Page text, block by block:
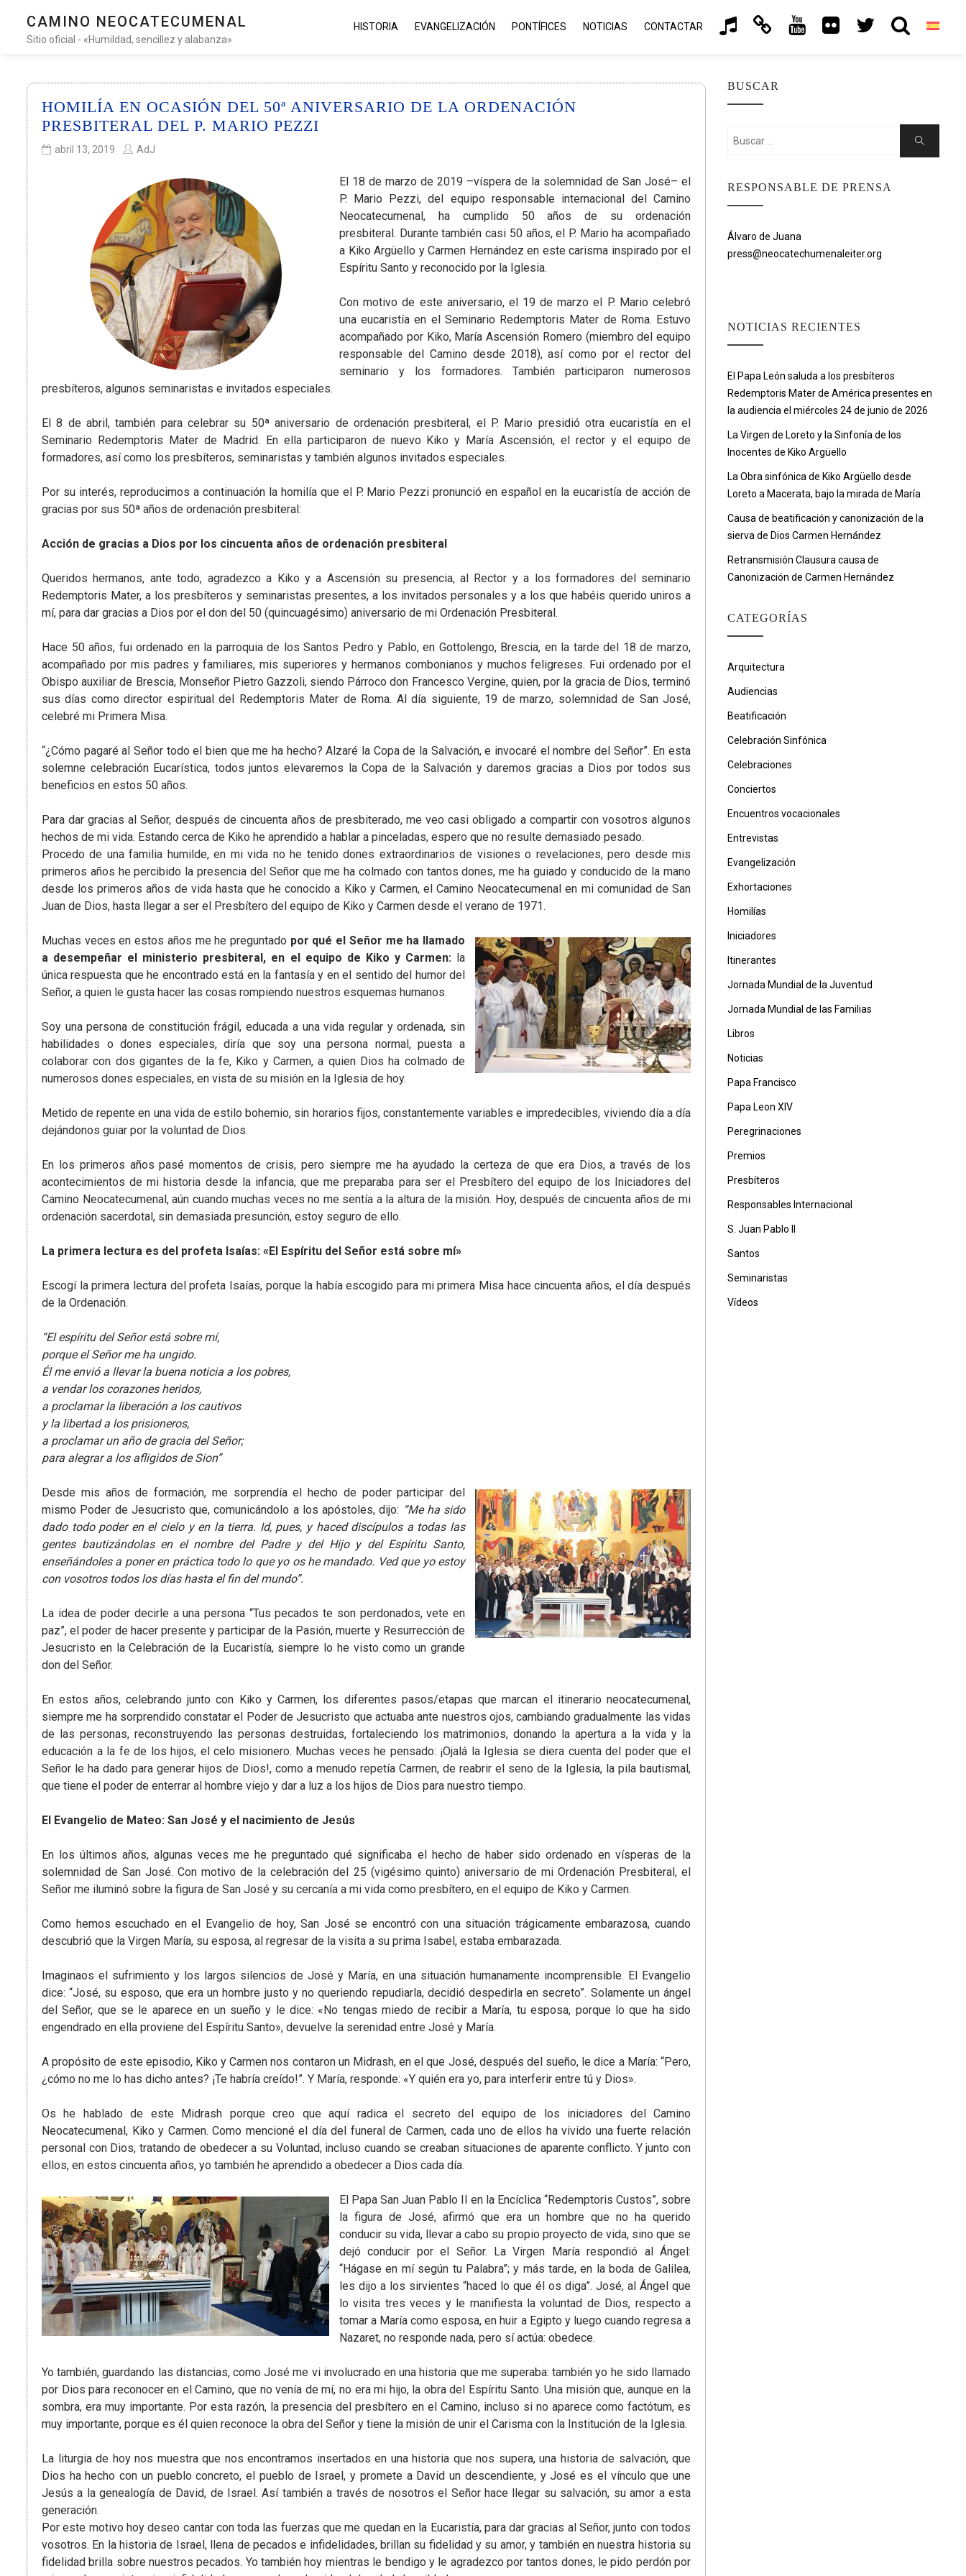
CAMINO NEOCATECUMENAL
Sitio oficial - «Humildad, sencillez y alabanza»
HISTORIA EVANGELIZACIÓN PONTÍFICES NOTICIAS CONTACTAR
HOMILÍA EN OCASIÓN DEL 50ª ANIVERSARIO DE LA ORDENACIÓN
PRESBITERAL DEL P. MARIO PEZZI
abril 13, 2019 AdJ
El 18 de marzo de 2019 –víspera de la solemnidad de San José– el
P. Mario Pezzi, del equipo responsable internacional del Camino
Neocatecumenal, ha cumplido 50 años de su ordenación
presbiteral. Durante también casi 50 años, el P. Mario ha acompañado
a Kiko Argüello y Carmen Hernández en este carisma inspirado por el
Espíritu Santo y reconocido por la Iglesia.
Con motivo de este aniversario, el 19 de marzo el P. Mario celebró
una eucaristía en el Seminario Redemptoris Mater de Roma. Estuvo
acompañado por Kiko, María Ascensión Romero (miembro del equipo
responsable del Camino desde 2018), así como por el rector del
seminario y los formadores. También participaron numerosos
presbíteros, algunos seminaristas e invitados especiales.
El 8 de abril, también para celebrar su 50ª aniversario de ordenación presbiteral, el P. Mario presidió otra eucaristía en el
Seminario Redemptoris Mater de Madrid. En ella participaron de nuevo Kiko y María Ascensión, el rector y el equipo de
formadores, así como los presbíteros, seminaristas y también algunos invitados especiales.
Por su interés, reproducimos a continuación la homilía que el P. Mario Pezzi pronunció en español en la eucaristía de acción de
gracias por sus 50ª años de ordenación presbiteral:
Acción de gracias a Dios por los cincuenta años de ordenación presbiteral
Queridos hermanos, ante todo, agradezco a Kiko y a Ascensión su presencia, al Rector y a los formadores del seminario
Redemptoris Mater, a los presbíteros y seminaristas presentes, a los invitados personales y a los que habéis querido uniros a
mí, para dar gracias a Dios por el don del 50 (quincuagésimo) aniversario de mi Ordenación Presbiteral.
Hace 50 años, fui ordenado en la parroquia de los Santos Pedro y Pablo, en Gottolengo, Brescia, en la tarde del 18 de marzo,
acompañado por mis padres y familiares, mis superiores y hermanos combonianos y muchos feligreses. Fui ordenado por el
Obispo auxiliar de Brescia, Monseñor Pietro Gazzoli, siendo Párroco don Francesco Vergine, quien, por la gracia de Dios, terminó
sus días como director espiritual del Redemptoris Mater de Roma. Al día siguiente, 19 de marzo, solemnidad de San José,
celebré mi Primera Misa.
“¿Cómo pagaré al Señor todo el bien que me ha hecho? Alzaré la Copa de la Salvación, e invocaré el nombre del Señor”. En esta
solemne celebración Eucarística, todos juntos elevaremos la Copa de la Salvación y daremos gracias a Dios por todos sus
beneficios en estos 50 años.
Para dar gracias al Señor, después de cincuenta años de presbiterado, me veo casi obligado a compartir con vosotros algunos
hechos de mi vida. Estando cerca de Kiko he aprendido a hablar a pinceladas, espero que no resulte demasiado pesado.
Procedo de una familia humilde, en mi vida no he tenido dones extraordinarios de visiones o revelaciones, pero desde mis
primeros años he percibido la presencia del Señor que me ha colmado con tantos dones, me ha guiado y conducido de la mano
desde los primeros años de vida hasta que he conocido a Kiko y Carmen, el Camino Neocatecumenal en mi comunidad de San
Juan de Dios, hasta llegar a ser el Presbítero del equipo de Kiko y Carmen desde el verano de 1971.
Muchas veces en estos años me he preguntado por qué el Señor me ha llamado
a desempeñar el ministerio presbiteral, en el equipo de Kiko y Carmen:la
única respuesta que he encontrado está en la fantasía y en el sentido del humor del
Señor, a quien le gusta hacer las cosas rompiendo nuestros esquemas humanos.
Soy una persona de constitución frágil, educada a una vida regular y ordenada, sin
habilidades o dones especiales, diría que soy una persona normal, puesta a
colaborar con dos gigantes de la fe, Kiko y Carmen, a quien Dios ha colmado de
numerosos dones especiales, en vista de su misión en la Iglesia de hoy.
Metido de repente en una vida de estilo bohemio, sin horarios fijos, constantemente variables e impredecibles, viviendo día a día
dejándonos guiar por la voluntad de Dios.
En los primeros años pasé momentos de crisis, pero siempre me ha ayudado la certeza de que era Dios, a través de los
acontecimientos de mi historia desde la infancia, que me preparaba para ser el Presbítero del equipo de los Iniciadores del
Camino Neocatecumenal, aún cuando muchas veces no me sentía a la altura de la misión. Hoy, después de cincuenta años de mi
ordenación sacerdotal, sin demasiada presunción, estoy seguro de ello.
La primera lectura es del profeta Isaías: «El Espíritu del Señor está sobre mí»
Escogí la primera lectura del profeta Isaías, porque la había escogido para mi primera Misa hace cincuenta años, el día después
de la Ordenación.
“El espíritu del Señor está sobre mí,
porque el Señor me ha ungido.
Él me envió a llevar la buena noticia a los pobres,
a vendar los corazones heridos,
a proclamar la liberación a los cautivos
y la libertad a los prisioneros,
a proclamar un año de gracia del Señor;
para alegrar a los afligidos de Sion”
Desde mis años de formación, me sorprendía el hecho de poder participar del
mismo Poder de Jesucristo que, comunicándolo a los apóstoles, dijo: “Me ha sido
dado todo poder en el cielo y en la tierra. Id, pues, y haced discípulos a todas las
gentes bautizándolas en el nombre del Padre y del Hijo y del Espíritu Santo,
enseñándoles a poner en práctica todo lo que yo os he mandado. Ved que yo estoy
con vosotros todos los días hasta el fin del mundo”.
La idea de poder decirle a una persona “Tus pecados te son perdonados, vete en
paz”, el poder de hacer presente y participar de la Pasión, muerte y Resurrección de
Jesucristo en la Celebración de la Eucaristía, siempre lo he visto como un grande
don del Señor.
En estos años, celebrando junto con Kiko y Carmen, los diferentes pasos/etapas que marcan el itinerario neocatecumenal,
siempre me ha sorprendido constatar el Poder de Jesucristo que actuaba ante nuestros ojos, cambiando gradualmente las vidas
de las personas, reconstruyendo las personas destruidas, fortaleciendo los matrimonios, donando la apertura a la vida y la
educación a la fe de los hijos, el celo misionero. Muchas veces he pensado: ¡Ojalá la Iglesia se diera cuenta del poder que el
Señor le ha dado para generar hijos de Dios!, como a menudo repetía Carmen, de reabrir el seno de la Iglesia, la pila bautismal,
que tiene el poder de enterrar al hombre viejo y dar a luz a los hijos de Dios para nuestro tiempo.
El Evangelio de Mateo: San José y el nacimiento de Jesús
En los últimos años, algunas veces me he preguntado qué significaba el hecho de haber sido ordenado en vísperas de la
solemnidad de San José. Con motivo de la celebración del 25 (vigésimo quinto) aniversario de mi Ordenación Presbiteral, el
Señor me iluminó sobre la figura de San José y su cercanía a mi vida como presbítero, en el equipo de Kiko y Carmen.
Como hemos escuchado en el Evangelio de hoy, San José se encontró con una situación trágicamente embarazosa, cuando
descubrió que la Virgen María, su esposa, al regresar de la visita a su prima Isabel, estaba embarazada.
Imaginaos el sufrimiento y los largos silencios de José y María, en una situación humanamente incomprensible. El Evangelio
dice: “José, su esposo, que era un hombre justo y no queriendo repudiarla, decidió despedirla en secreto”. Solamente un ángel
del Señor, que se le aparece en un sueño y le dice: «No tengas miedo de recibir a María, tu esposa, porque lo que ha sido
engendrado en ella proviene del Espíritu Santo», devuelve la serenidad entre José y María.
A propósito de este episodio, Kiko y Carmen nos contaron un Midrash, en el que José, después del sueño, le dice a María: “Pero,
¿cómo no me lo has dicho antes? ¡Te habría creído!”. Y María, responde: «Y quién era yo, para interferir entre tú y Dios».
Os he hablado de este Midrash porque creo que aquí radica el secreto del equipo de los iniciadores del Camino
Neocatecumenal, Kiko y Carmen. Como mencioné el día del funeral de Carmen, cada uno de ellos ha vivido una fuerte relación
personal con Dios, tratando de obedecer a su Voluntad, incluso cuando se creaban situaciones de aparente conflicto. Y junto con
ellos, en estos cincuenta años, yo también he aprendido a obedecer a Dios cada día.
El Papa San Juan Pablo II en la Encíclica “Redemptoris Custos”, sobre
la figura de José, afirmó que era un hombre que no ha querido
conducir su vida, llevar a cabo su propio proyecto de vida, sino que se
dejó conducir por el Señor. La Virgen María respondió al Ángel:
“Hágase en mí según tu Palabra”; y más tarde, en la boda de Galilea,
les dijo a los sirvientes “haced lo que él os diga”. José, al Ángel que
lo visita tres veces y le manifiesta la voluntad de Dios, respecto a
tomar a María como esposa, en huir a Egipto y luego cuando regresa a
Nazaret, no responde nada, pero sí actúa: obedece.
Yo también, guardando las distancias, como José me vi involucrado en una historia que me superaba: también yo he sido llamado
por Dios para reconocer en el Camino, que no venía de mí, no era mi hijo, la obra del Espíritu Santo. Una misión que, aunque en la
sombra, era muy importante. Por esta razón, la presencia del presbítero en el Camino, incluso si no aparece como factótum, es
muy importante, porque es él quien reconoce la obra del Señor y tiene la misión de unir el Carisma con la Institución de la Iglesia.
La liturgia de hoy nos muestra que nos encontramos insertados en una historia que nos supera, una historia de salvación, que
Dios ha hecho con un pueblo concreto, el pueblo de Israel, y promete a David un descendiente, y José es el vínculo que une
Jesús a la genealogía de David, de Israel. Así también a través de nosotros el Señor hace llegar su salvación, su amor a esta
generación.
Por este motivo hoy deseo cantar con toda las fuerzas que me quedan en la Eucaristía, para dar gracias al Señor, junto con todos
vosotros. En la historia de Israel, llena de pecados e infidelidades, brillan su fidelidad y su amor, y también en nuestra historia su
fidelidad brilla sobre nuestros pecados. Yo también hoy mientras le bendigo y le agradezco por tantos dones, le pido perdón por
BUSCAR
Buscar:
Buscar
RESPONSABLE DE PRENSA
Álvaro de Juana
press@neocatechumenaleiter.org
NOTICIAS RECIENTES
El Papa León saluda a los presbíteros
Redemptoris Mater de América presentes en
la audiencia el miércoles 24 de junio de 2026
La Virgen de Loreto y la Sinfonía de los
Inocentes de Kiko Argüello
La Obra sinfónica de Kiko Argüello desde
Loreto a Macerata, bajo la mirada de María
Causa de beatificación y canonización de la
sierva de Dios Carmen Hernández
Retransmisión Clausura causa de
Canonización de Carmen Hernández
CATEGORÍAS
Arquitectura
Audiencias
Beatificación
Celebración Sinfónica
Celebraciones
Conciertos
Encuentros vocacionales
Entrevistas
Evangelización
Exhortaciones
Homilías
Iniciadores
Itinerantes
Jornada Mundial de la Juventud
Jornada Mundial de las Familias
Libros
Noticias
Papa Francisco
Papa Leon XIV
Peregrinaciones
Premios
Presbíteros
Responsables Internacional
S. Juan Pablo II
Santos
Seminaristas
Vídeos